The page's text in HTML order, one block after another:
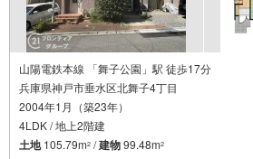
〈令和7年4月リフォーム内容〉
・システムキッチン新調
・クロス貼替
・フローリング貼替
・給湯器新調など
・旧所有者様で外装塗装、浴室、洗面、トイレ
♪朝霧小学校 約650m
♪朝霧中学校 約1550m
♪コープ大蔵谷 約450m
山陽電鉄本線 「舞子公園」駅 徒歩17分
兵庫県神戸市垂水区北舞子4丁目
2004年1月（築23年）
4LDK / 地上2階建
土地105.79m2 /建物99.48m2